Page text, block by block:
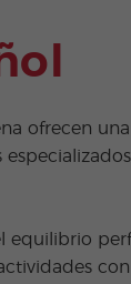
ofrecen